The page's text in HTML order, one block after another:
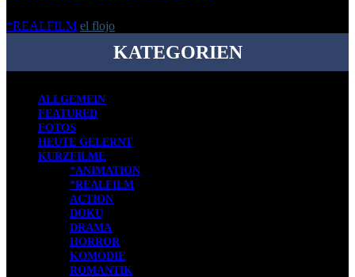
*REALFILM el flojo
KATEGORIEN
ALLGEMEIN
FEATURED
FOTOS
HEUTE GELERNT
KURZFILME
*ANIMATION
*REALFILM
ACTION
DOKU
DRAMA
HORROR
KOMÖDIE
ROMANTIK